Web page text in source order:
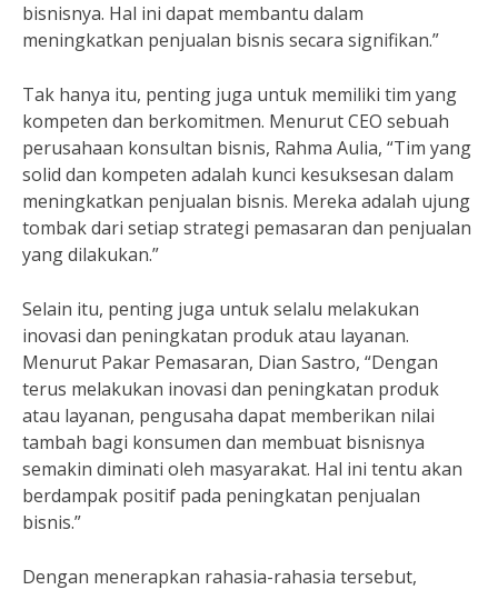
bisnisnya. Hal ini dapat membantu dalam
meningkatkan penjualan bisnis secara signifikan.”
Tak hanya itu, penting juga untuk memiliki tim yang
kompeten dan berkomitmen. Menurut CEO sebuah
perusahaan konsultan bisnis, Rahma Aulia, “Tim yang
solid dan kompeten adalah kunci kesuksesan dalam
meningkatkan penjualan bisnis. Mereka adalah ujung
tombak dari setiap strategi pemasaran dan penjualan
yang dilakukan.”
Selain itu, penting juga untuk selalu melakukan
inovasi dan peningkatan produk atau layanan.
Menurut Pakar Pemasaran, Dian Sastro, “Dengan
terus melakukan inovasi dan peningkatan produk
atau layanan, pengusaha dapat memberikan nilai
tambah bagi konsumen dan membuat bisnisnya
semakin diminati oleh masyarakat. Hal ini tentu akan
berdampak positif pada peningkatan penjualan
bisnis.”
Dengan menerapkan rahasia-rahasia tersebut,